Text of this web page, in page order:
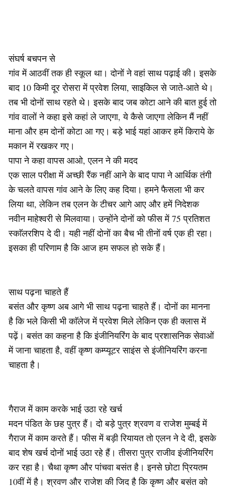
संघर्ष बचपन से
गांव में आठवीं तक ही स्कूल था। दोनों ने वहां साथ पढ़ाई की। इसके
बाद 10 किमी दूर रोसरा में प्रवेश लिया, साइकिल से जाते-आते थे।
तब भी दोनों साथ रहते थे। इसके बाद जब कोटा आने की बात हुई तो
गांव वालों ने कहा इसे कहां ले जाएगा, ये कैसे जाएगा लेकिन मैं नहीं
माना और हम दोनों कोटा आ गए। बड़े भाई यहां आकर हमें किराये के
मकान में रखकर गए।
पापा ने कहा वापस आओ, एलन ने की मदद
एक साल परीक्षा में अच्छी रैंक नहीं आने के बाद पापा ने आर्थिक तंगी
के चलते वापस गांव आने के लिए कह दिया। हमने फैसला भी कर
लिया था, लेकिन तब एलन के टीचर आगे आए और हमें निदेशक
नवीन माहेश्वरी से मिलवाया। उन्होंने दोनों को फीस में 75 प्रतिशत
स्काॅलरशिप दे दी। यही नहीं दोनों का बैच भी तीनों वर्ष एक ही रहा।
इसका ही परिणाम है कि आज हम सफल हो सके हैं।
साथ पढ़ना चाहते हैं
बसंत और कृष्ण अब आगे भी साथ पढ़ना चाहते हैं। दोनों का मानना
है कि भले किसी भी काॅलेज में प्रवेश मिले लेकिन एक ही क्लास में
पढ़ें। बसंत का कहना है कि इंजीनियरिंग के बाद प्रशासनिक सेवाओं
में जाना चाहता है, वहीं कृष्ण कम्प्यूटर साइंस से इंजीनियरिंग करना
चाहता है।
गैराज में काम करके भाई उठा रहे खर्च
मदन पंडित के छह पुत्र हैं। दो बड़े पुत्र श्रवण व राजेश मुम्बई में
गैराज में काम करते हैं। फीस में बड़ी रियायत तो एलन ने दे दी, इसके
बाद शेष खर्च दोनों भाई उठा रहे हैं। तीसरा पुत्र राजीव इंजीनियरिंग
कर रहा है। चैथा कृष्ण और पांचवा बसंत है। इनसे छोटा प्रियतम
10वीं में है। श्रवण और राजेश की जिद है कि कृष्ण और बसंत को